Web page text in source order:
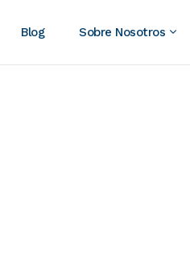
Blog Sobre Nosotros